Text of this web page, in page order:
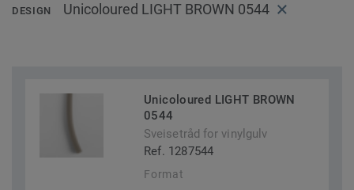
DESIGN Unicoloured LIGHT BROWN 0544
Unicoloured LIGHT BROWN
0544
Sveisetråd for vinylgulv
Ref. 1287544
Format